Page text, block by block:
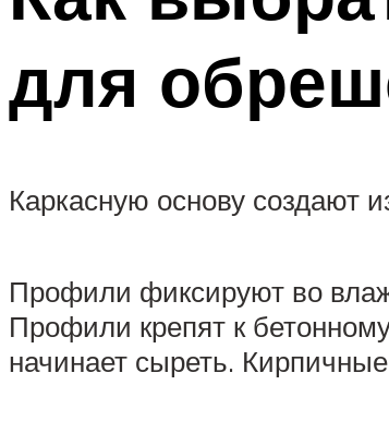
для
Каркасную основу создают
Профили фиксируют во
Профили крепят к
начинает сыреть.